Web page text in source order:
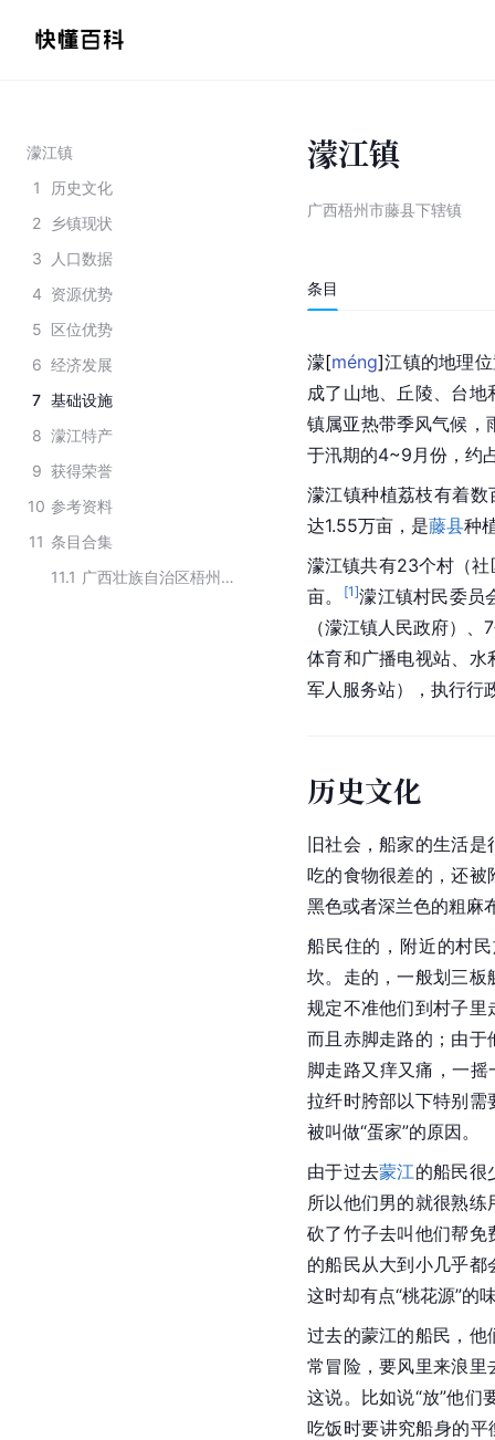
濛江镇
1
历史文化
2
乡镇现状
3
人口数据
4 资源优势
5 区位优势
6 经济发展
7 基础设施
8 濛江特产
9 获得荣誉
10 参考资料
11 条目合集
11.1
广西壮族自治区梧州市藤县行政区划
濛江镇
广西梧州市藤县下辖镇
条目
濛[méng]江镇的地理
成了山地、丘陵、 台地
镇属亚热带季风气候，
于汛期的4~9月份，约
濛江镇种植荔枝有着
达1.55万亩，是藤县种
濛江镇共有23个村（
亩。
[1]濛江镇村民委员
（濛江镇人民政府）
体育和广播电视站、水
军人服务站），执行行
历史文化
旧社会，船家的生活是
吃的食物很差的，还被
黑色或者深兰色的粗麻
船民住的，附近的村
坎。走的，一般划三板
规定不准他们到村子里
而且赤脚走路的；由于
脚走路又痒又痛，一
拉纤时胯部以下特别需
被叫做“蛋家”的原因。
由于过去蒙江的船民很
所以他们男的就很熟练
砍了竹子去叫他们帮免
的船民从大到小几乎
这时却有点“桃花源”的
过去的蒙江的船民，他
常冒险，要风里来浪里
这说。比如说“放”他们
吃饭时要讲究船身的平